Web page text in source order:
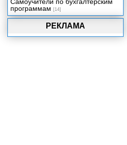
РЕКЛАМА
MathML
Пакет ХМLTools
Пакет создания внешних
программ ExternalCalling. Пакет
программам [14]